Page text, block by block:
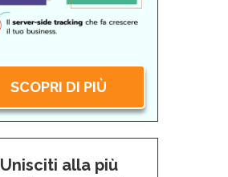
SCOPRI DI PIÙ
Unisciti alla più